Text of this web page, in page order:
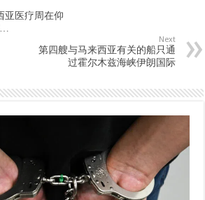
亚医疗周在仰
Next
第四艘与马来西亚有关的船只通
过霍尔木兹海峡伊朗国际